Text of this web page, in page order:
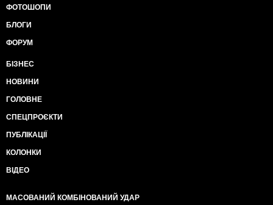
ФОТОШОПИ
БЛОГИ
ФОРУМ
БІЗНЕС
НОВИНИ
ГОЛОВНЕ
СПЕЦПРОЄКТИ
ПУБЛІКАЦІЇ
КОЛОНКИ
ВІДЕО
МАСОВАНИЙ КОМБІНОВАНИЙ УДАР